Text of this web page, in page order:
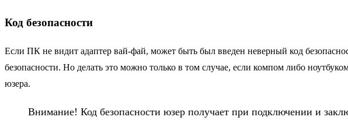
Код безопасности
Если ПК не видит адаптер вай-фай, может быть был введен неверный код
безопасности. Но делать это можно только в том случае, если компом либо
юзера.
Внимание! Код безопасности юзер получает при подключении и